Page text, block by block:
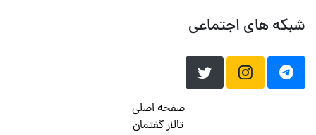
شبکه های اجتماعی
صفحه اصلی
تالار گفتمان